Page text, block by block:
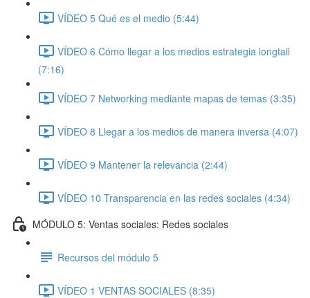
VÍDEO 5 Qué es el medio (5:44)
VÍDEO 6 Cómo llegar a los medios estrategia longtail
(7:16)
VÍDEO 7 Networking mediante mapas de temas (3:35)
VÍDEO 8 Llegar a los medios de manera inversa (4:07)
VÍDEO 9 Mantener la relevancia (2:44)
VÍDEO 10 Transparencia en las redes sociales (4:34)
MÓDULO 5: Ventas sociales: Redes sociales
Recursos del módulo 5
VÍDEO 1 VENTAS SOCIALES (8:35)